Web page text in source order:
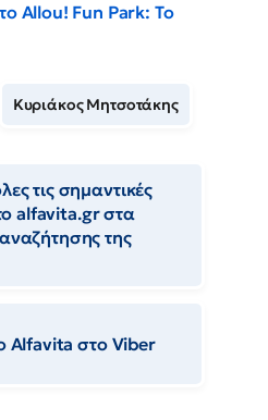
Allou! Fun Park: Το
Κυριάκος Μητσοτάκης
τις σημαντικές
alfavita.gr στα
της
Αlfavita στο Viber